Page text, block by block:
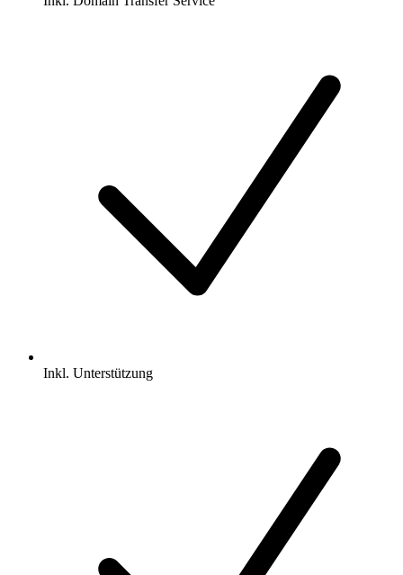
Inkl. Unterstützung